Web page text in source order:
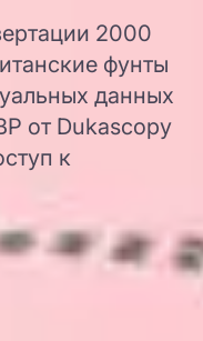
2000
фунты
данных
от Dukascopy
к